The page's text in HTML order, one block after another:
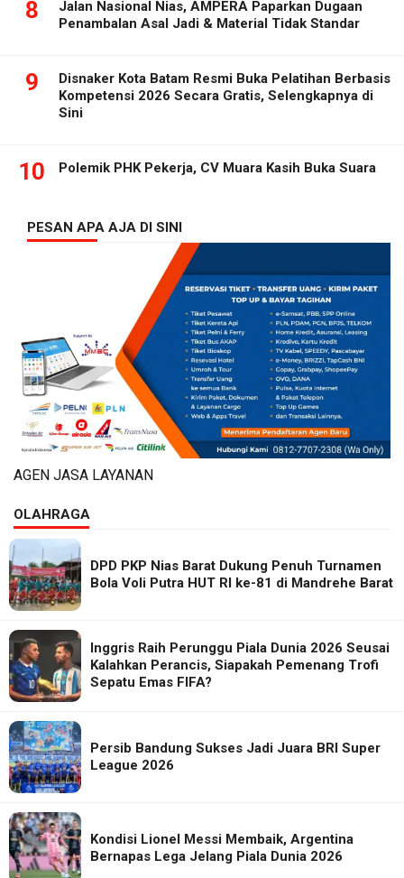
8
Jalan Nasional Nias, AMPERA Paparkan Dugaan
Penambalan Asal Jadi & Material Tidak Standar
9
Disnaker Kota Batam Resmi Buka Pelatihan Berbasis
Kompetensi 2026 Secara Gratis, Selengkapnya di
Sini
10 Polemik PHK Pekerja, CV Muara Kasih Buka Suara
PESAN APA AJA DI SINI
AGEN JASA LAYANAN
OLAHRAGA
DPD PKP Nias Barat Dukung Penuh Turnamen
Bola Voli Putra HUT RI ke-81 di Mandrehe Barat
Inggris Raih Perunggu Piala Dunia 2026 Seusai
Kalahkan Perancis, Siapakah Pemenang Trofi
Sepatu Emas FIFA?
Persib Bandung Sukses Jadi Juara BRI Super
League 2026
Kondisi Lionel Messi Membaik, Argentina
Bernapas Lega Jelang Piala Dunia 2026